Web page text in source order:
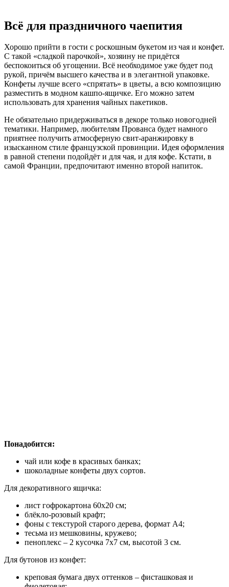
Всё для праздничного чаепития
Хорошо прийти в гости с роскошным букетом из чая и конфет.
С такой «сладкой парочкой», хозяину не придётся
беспокоиться об угощении. Всё необходимое уже будет под
рукой, причём высшего качества и в элегантной упаковке.
Конфеты лучше всего «спрятать» в цветы, а всю композицию
разместить в модном кашпо-ящичке. Его можно затем
использовать для хранения чайных пакетиков.
Не обязательно придерживаться в декоре только новогодней
тематики. Например, любителям Прованса будет намного
приятнее получить атмосферную свит-аранжировку в
изысканном стиле французской провинции. Идея оформления
в равной степени подойдёт и для чая, и для кофе. Кстати, в
самой Франции, предпочитают именно второй напиток.
Понадобится:
чай или кофе в красивых банках;
шоколадные конфеты двух сортов.
Для декоративного ящичка:
лист гофрокартона 60х20 см;
блёкло-розовый крафт;
фоны с текстурой старого дерева, формат А4;
тесьма из мешковины, кружево;
пеноплекс – 2 кусочка 7х7 см, высотой 3 см.
Для бутонов из конфет:
креповая бумага двух оттенков – фисташковая и